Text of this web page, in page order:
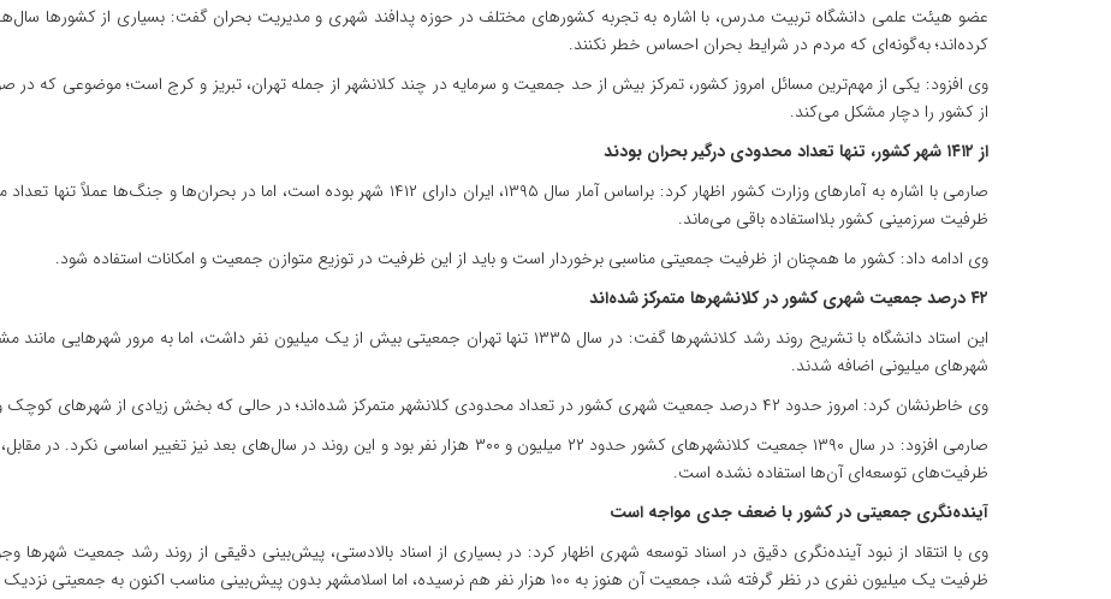
عضو هیئت علمی دانشگاه تربیت مدرس، با اشاره به تجربه کشورهای مختلف در حوزه پدافند شهری و مدیریت بحران گفت: بسیاری از کشورها سال‌ها
کرده‌اند؛ به‌گونه‌ای که مردم در شرایط بحران احساس خطر نکنند.
وی افزود: یکی از مهم‌ترین مسائل امروز کشور، تمرکز بیش از حد جمعیت و سرمایه در چند کلانشهر از جمله تهران، تبریز و کرج است؛ موضوعی که
از کشور را دچار مشکل می‌کند.
از ۱۴۱۲ شهر کشور، تنها تعداد محدودی درگیر بحران بودند
صارمی با اشاره به آمارهای وزارت کشور اظهار کرد: براساس آمار سال ۱۳۹۵، ایران دارای ۱۴۱۲ شهر
ظرفیت سرزمینی کشور بلااستفاده باقی می‌ماند.
وی ادامه داد: کشور ما همچنان از ظرفیت جمعیتی مناسبی برخوردار است و باید از این ظرفیت در توزیع متوازن جمعیت و امکانات استفاده شود.
۴۲ درصد جمعیت شهری کشور در کلانشهرها متمرکز شده‌اند
این استاد دانشگاه با تشریح روند رشد کلانشهرها گفت: در سال ۱۳۳۵ تنها تهران جمعیتی بیش از یک میلیون نفر داشت،
شهرهای میلیونی اضافه شدند.
وی خاطرنشان کرد: امروز حدود ۴۲ درصد جمعیت شهری کشور در تعداد محدودی کلانشهر متمرکز شده‌اند؛ در حالی که بخش زیادی از شهرهای کوچک و متوسط سهم اندکی از جمعیت و امکانات دارند.
صارمی افزود: در سال ۱۳۹۰ جمعیت کلانشهرهای کشور حدود ۲۲ میلیون و ۳۰۰ هزار نفر بود و این روند در
ظرفیت‌های توسعه‌ای آن‌ها استفاده نشده است.
آینده‌نگری جمعیتی در کشور با ضعف جدی مواجه است
وی با انتقاد از نبود آینده‌نگری دقیق در اسناد توسعه شهری اظهار کرد: در بسیاری از اسناد بالادستی، پیش‌بینی دقیقی از روند رشد جمعیت شهرها
ظرفیت یک میلیون نفری در نظر گرفته شد، جمعیت آن هنوز به ۱۰۰ هزار نفر هم نرسیده، اما اسلامشهر بدون پیش‌بینی مناسب اکنون به جمعیتی نزدیک به یک میلیون نفر رسیده است.